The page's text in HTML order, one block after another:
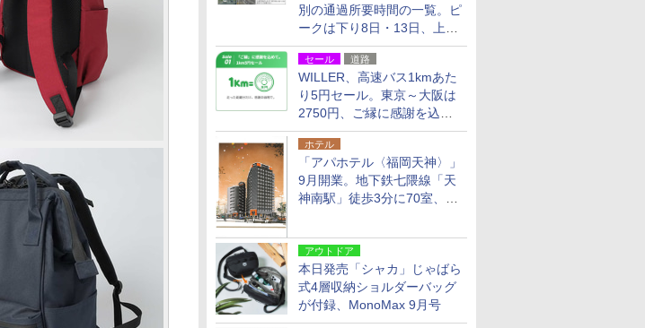
別の通過所要時間の一覧。ピ
ークは下り8日・13日、上り
14日・15日
セール 道路
WILLER、高速バス1kmあた
り5円セール。東京～大阪は
2750円、ご縁に感謝を込め
た20周年記念キャンペーン
ホテル
「アパホテル〈福岡天神〉」
9月開業。地下鉄七隈線「天
神南駅」徒歩3分に70室、エ
アウトドア
本日発売「シャカ」じゃばら
式4層収納ショルダーバッグ
が付録、MonoMax 9月号